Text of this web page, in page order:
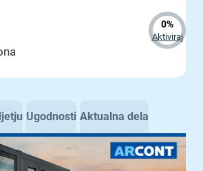
0%
Aktiviraj
Ugodnosti Aktualna dela